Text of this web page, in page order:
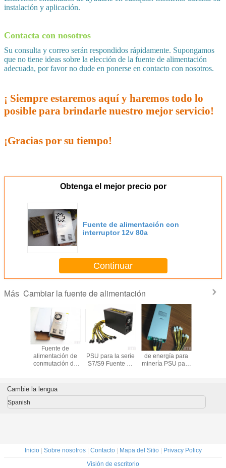
instalación y aplicación.
Contacta con nosotros
Su consulta y correo serán respondidos rápidamente. Supongamos
que no tiene ideas sobre la elección de la fuente de alimentación
adecuada, por favor no dude en ponerse en contacto con nosotros.
¡ Siempre estaremos aquí y haremos todo lo
posible para brindarle nuestro mejor servicio!
¡Gracias por su tiempo!
Obtenga el mejor precio por
Fuente de alimentación con
interruptor 12v 80a
Continuar
Más Cambiar la fuente de alimentación
Fuente de
alimentación de
conmutación de
350W 360W
400W 500W
alimentación de
ASIC AntMiner
PSU para la serie
S7/S9 Fuente de
litecoin 1800W
Potencia
1800W suministro
de energía para
minería PSU para
Cambie la lengua
Spanish
Inicio| Sobre nosotros| Contacto| Mapa del Sitio|
Privacy Policy
Visión de escritorio